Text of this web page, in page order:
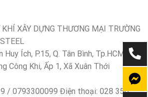
XÂY DỰNG THƯƠNG MẠI TRƯỜNG
Ích, P.15, Q. Tân Bình, Tp.HCM
Công Khi, Ấp 1, Xã Xuân Thới
/ 0793300099 Điện thoại: 028 350